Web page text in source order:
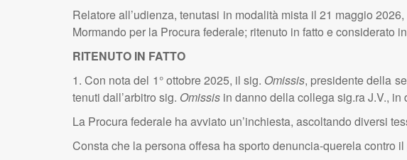
Relatore all’udienza, tenutasi in modalità mista il 21 maggio
Mormando per la Procura federale; ritenuto in fatto e considerato
RITENUTO IN FATTO
1. Con nota del 1° ottobre 2025, il sig. Omissis, presidente della
tenuti dall’arbitro sig. Omissis in danno della collega sig.ra J.V., in
La Procura federale ha avviato un’inchiesta, ascoltando diversi
Consta che la persona offesa ha sporto denuncia-querela contro